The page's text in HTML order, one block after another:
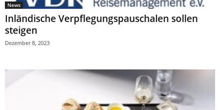
News
Inländische Verpflegungspauschalen sollen
steigen
Dezember 8, 2023